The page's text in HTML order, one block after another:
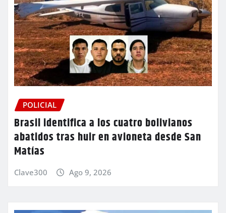
POLICIAL
Brasil identifica a los cuatro bolivianos
abatidos tras huir en avioneta desde San
Matías
Clave300 Ago 9, 2026